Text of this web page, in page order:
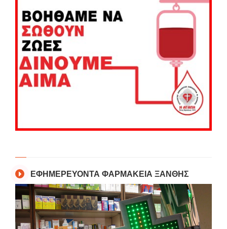
ΕΦΗΜΕΡΕΥΟΝΤΑ ΦΑΡΜΑΚΕΙΑ ΞΑΝΘΗΣ